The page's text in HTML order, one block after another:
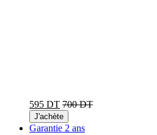
595 DT 700 DT
J'achète
Garantie 2 ans